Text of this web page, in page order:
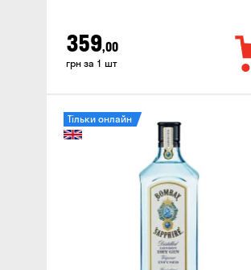
359,00
грн за 1 шт
Тільки онлайн